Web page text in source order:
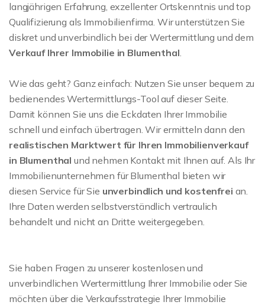
langjährigen Erfahrung, exzellenter Ortskenntnis und top
Qualifizierung als Immobilienfirma. Wir unterstützen Sie
diskret und unverbindlich bei der Wertermittlung und dem
Verkauf Ihrer Immobilie in Blumenthal.
Wie das geht? Ganz einfach: Nutzen Sie unser bequem zu
bedienendes Wertermittlungs-Tool auf dieser Seite.
Damit können Sie uns die Eckdaten Ihrer Immobilie
schnell und einfach übertragen. Wir ermitteln dann den
realistischen Marktwert für Ihren Immobilienverkauf
in Blumenthal und nehmen Kontakt mit Ihnen auf. Als Ihr
Immobilienunternehmen für Blumenthal bieten wir
diesen Service für Sie unverbindlich und kostenfrei an.
Ihre Daten werden selbstverständlich vertraulich
behandelt und nicht an Dritte weitergegeben.
Sie haben Fragen zu unserer kostenlosen und
unverbindlichen Wertermittlung Ihrer Immobilie oder Sie
möchten über die Verkaufsstrategie Ihrer Immobilie